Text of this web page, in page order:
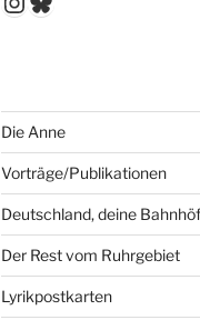
Die Anne
Vorträge/Publikationen
Deutschland, deine
Der Rest vom Ruhrgebiet
Lyrikpostkarten